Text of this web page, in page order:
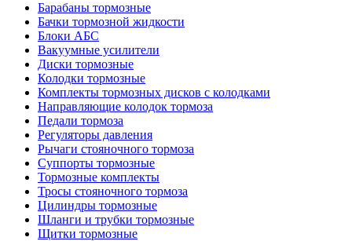
Барабаны тормозные
Бачки тормозной жидкости
Блоки АБС
Вакуумные усилители
Диски тормозные
Колодки тормозные
Комплекты тормозных дисков с колодками
Направляющие колодок тормоза
Педали тормоза
Регуляторы давления
Рычаги стояночного тормоза
Суппорты тормозные
Тормозные комплекты
Тросы стояночного тормоза
Цилиндры тормозные
Шланги и трубки тормозные
Щитки тормозные